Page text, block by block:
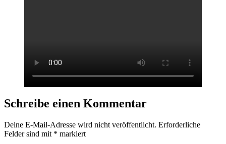
Schreibe einen Kommentar
Deine E-Mail-Adresse wird nicht veröffentlicht. Erforderliche
Felder sind mit * markiert